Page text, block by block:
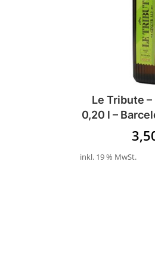
Le Tribute
0,20 l –
inkl. 19 % MwSt.